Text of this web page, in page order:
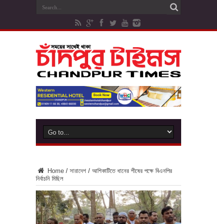
Home / সারাদেশ / আশিকাটিতে ধানের শীষের পক্ষে বিএনপির
নির্বাচনি মিছিল